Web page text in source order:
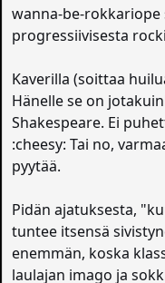
wanna-be-
progressiivisesta
Kaverilla (soittaa
Hänelle se on
Shakespeare. Ei
:cheesy: Tai no,
pyytää.
Pidän ajatuksesta,
tuntee itsensä
enemmän, koska
laulajan imago ja